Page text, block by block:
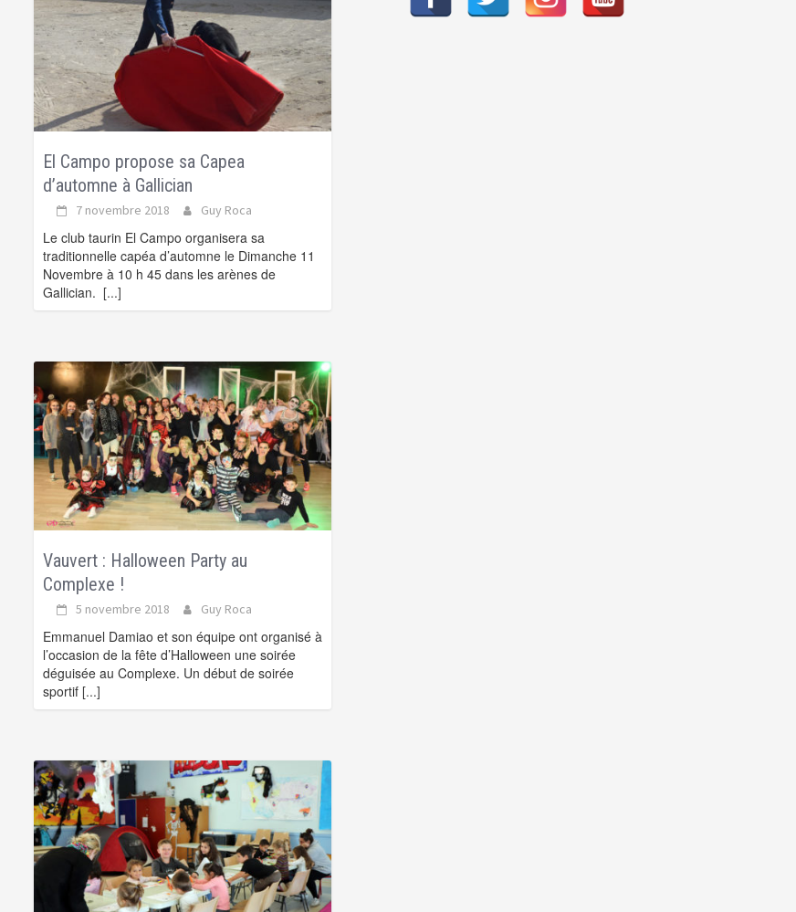
El Campo propose sa Capea
d’automne à Gallician
7 novembre 2018 Guy Roca
Le club taurin El Campo organisera sa
traditionnelle capéa d’automne le Dimanche 11
Novembre à 10 h 45 dans les arènes de
Gallician. [...]
Vauvert : Halloween Party au
Complexe !
5 novembre 2018 Guy Roca
Emmanuel Damiao et son équipe ont organisé à
l’occasion de la fête d’Halloween une soirée
déguisée au Complexe. Un début de soirée
sportif [...]